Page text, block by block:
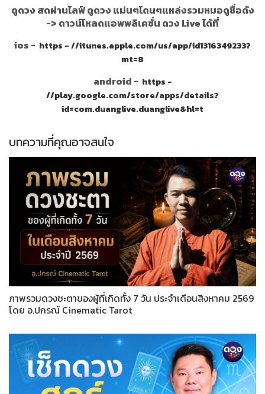
ดูดวง สดผ่านไลฟ์ ดูดวง แม่นๆโดนๆแหล่งรวมหมอดูชื่อดัง
-> ดาวน์โหลดแอพพลิเคชั่น ดวง Live ได้ที่
ios - https - //itunes.apple.com/us/app/id1316349233?
mt=8
android - https -
//play.google.com/store/apps/details?
id=com.duanglive.duanglive&hl=t
บทความที่คุณอาจสนใจ
ภาพรวมดวงชะตาของผู้ที่เกิดทั้ง 7 วัน ประจำเดือนสิงหาคม 2569
โดย อ.ปกรณ์ Cinematic Tarot